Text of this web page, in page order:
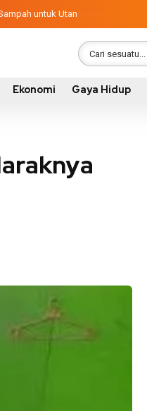
untuk Utan
Ekonomi Gaya Hidup